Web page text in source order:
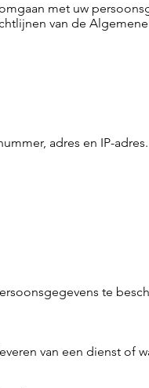
met uw
van de
adres en IP-adres.
te
van een dienst of